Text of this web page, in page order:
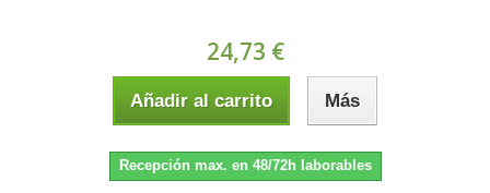
24,73 €
Añadir al carrito Más
Recepción max. en 48/72h laborables